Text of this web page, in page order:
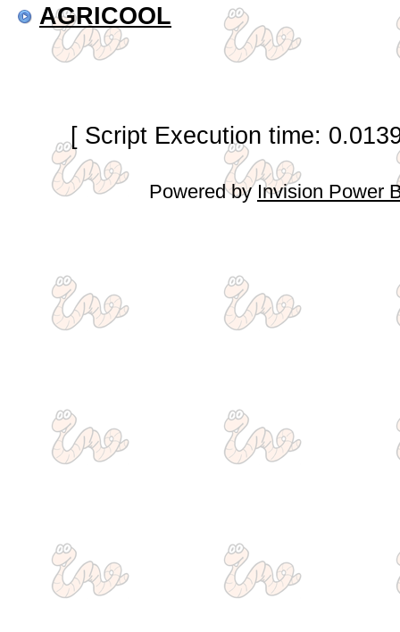
AGRICOOL
[ Script Execution time:
Powered byInvision Power